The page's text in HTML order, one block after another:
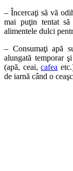
– Încercaţi să vă
mai puţin tentat să
alimentele dulci
– Consumaţi apă
alungată temporar
(apă, ceai,cafea
de iarnă când o